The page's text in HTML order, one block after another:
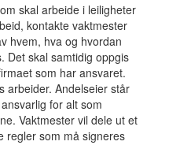
skal arbeide i leiligheter
kontakte vaktmester
hvem, hva og hvordan
Det skal samtidig oppgis
som har ansvaret.
arbeider. Andelseier står
for alt som
Vaktmester vil dele ut et
regler som må signeres